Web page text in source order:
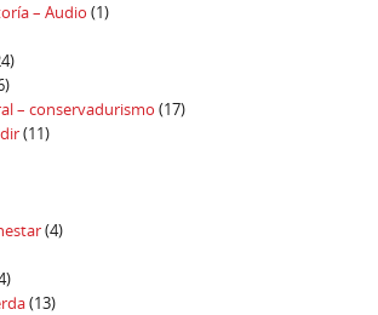
– Audio (1)
– conservadurismo (17)
(11)
(4)
(13)